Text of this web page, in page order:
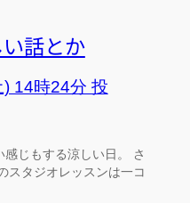
話とか
14時24分 投
じもする涼しい日。 さ
スタジオレッスンは一コ